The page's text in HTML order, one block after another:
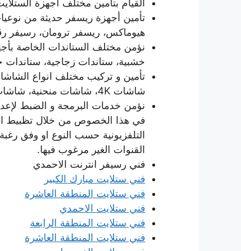
القيام بتأمين مختلف اجهزة
تأمين أجهزة ريسفر حديثة من
هيوماكس، ريسفر ترومان، رسيفر
نؤمن مختلف الستاندات الخاصة
خشبية، ستاندات زجاجية، ستاندات
تأمين و تركيب مختلف انواع
شاشات 4K، شاشات منحنية، شاشات بلازما، LED،
نؤمن خدمات البرمجة و الضبط
في هذا الخصوص من خلال تظبيط
التلفزيونية حسب النوع او وفق
القنوات الغير مرغوب فيها.
فني رسيفر انترنت الاحمدي
فني ستلايت مبارك الكبير
فني ستلايت المنطقة العاشرة
فني ستلايت الاحمدي
فني ستلايت المنطقة الرابعة
فني ستلايت المنطقة العاشرة